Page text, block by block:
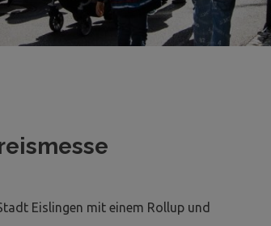
Eislingen mit einem Rollup und